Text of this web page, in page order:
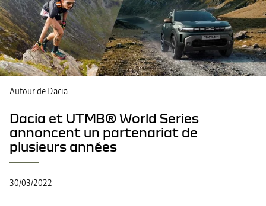
Autour de Dacia
Dacia et UTMB® World Series
annoncent un partenariat de
plusieurs années
30/03/2022